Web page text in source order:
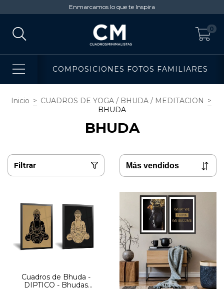
Enmarcamos lo que te Inspira
0
COMPOSICIONES FOTOS FAMILIARES
Inicio > CUADROS DE YOGA / BHUDA / MEDITACION >
BHUDA
BHUDA
Filtrar
Cuadros de Bhuda -
DIPTICO - Bhudas